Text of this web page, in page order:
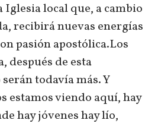
Iglesia local que, a cambio
recibirá nuevas energías
pasión apostólica.Los
después de esta
todavía más. Y
estamos viendo aquí, hay
hay jóvenes hay lío,